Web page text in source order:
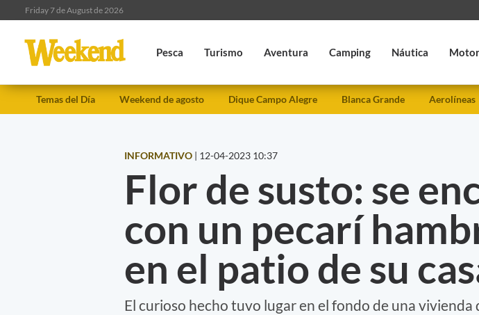
Friday 7 de August de 2026
Pesca Turismo Aventura Camping Náutica
Temas del Día Weekend de agosto Dique Campo Alegre Blanca Grande Aerolíneas
INFORMATIVO | 12-04-2023 10:37
Flor de susto: se
con un pecarí
en el patio de su
El curioso hecho tuvo lugar en el fondo de una